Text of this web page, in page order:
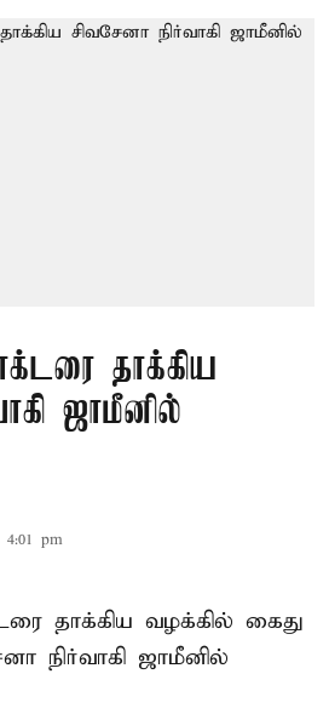
தாக்கிய
ஜாமீனில்
4:01 pm
தாக்கிய வழக்கில் கைது
நிர்வாகி ஜாமீனில்